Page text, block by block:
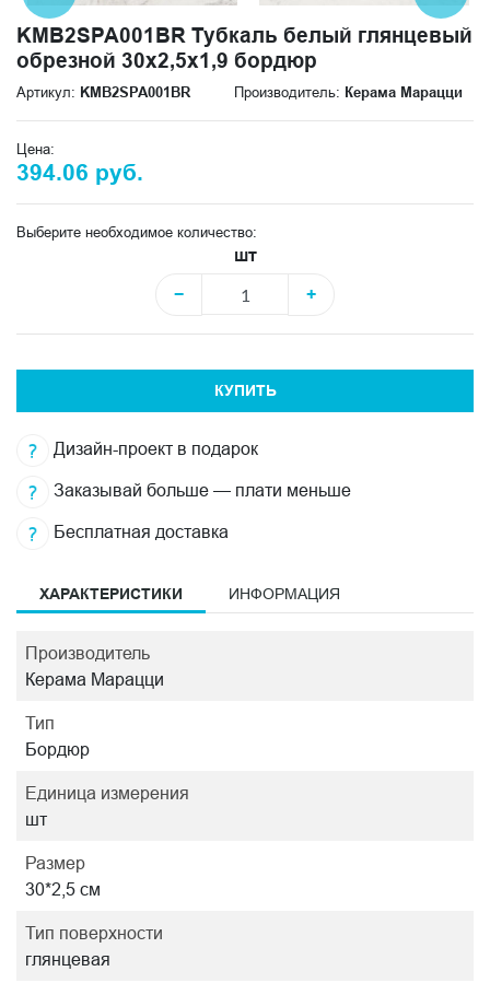
KMB2SPA001BR Тубкаль белый глянцевый
обрезной 30x2,5x1,9 бордюр
Артикул: KMB2SPA001BR Производитель: Керама Марацци
Цена:
394.06 руб.
Выберите необходимое количество:
шт
−
+
КУПИТЬ
Дизайн-проект в подарок
Заказывай больше — плати меньше
Бесплатная доставка
ХАРАКТЕРИСТИКИ ИНФОРМАЦИЯ
Производитель
Керама Марацци
Тип
Бордюр
Единица измерения
шт
Размер
30*2,5 см
Тип поверхности
глянцевая